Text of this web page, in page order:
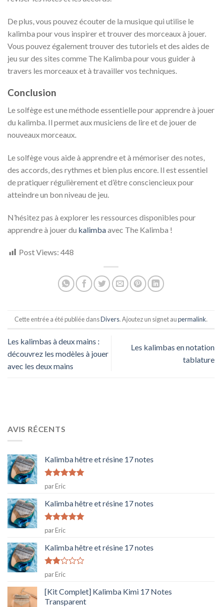
De plus, vous pouvez écouter de la musique qui utilise le
kalimba pour vous inspirer et trouver des morceaux à jouer.
Vous pouvez également trouver des tutoriels et des aides de
jeu sur des sites comme The Kalimba pour vous guider à
travers les morceaux et à travailler vos techniques.
Conclusion
Le solfège est une méthode essentielle pour apprendre à jouer
du kalimba. Il permet aux musiciens de lire et de jouer de
nouveaux morceaux.
Le solfège vous aide à apprendre et à mémoriser des notes,
des accords, des rythmes et bien plus encore. Il est essentiel
de pratiquer régulièrement et d’être consciencieux pour
atteindre un bon niveau de jeu.
N’hésitez pas à explorer les ressources disponibles pour
apprendre à jouer du kalimbaavec The Kalimba !
Post Views: 448
Cette entrée a été publiée dansDivers. Ajoutez un signet aupermalink.
Les kalimbas à deux mains :
découvrez les modèles à jouer
avec les deux mains
Les kalimbas en notation
tablature
AVIS RÉCENTS
Kalimba hêtre et résine 17 notes
Note5
5
par Eric
Kalimba hêtre et résine 17 notes
Note5
5
par Eric
Kalimba hêtre et résine 17 notes
Note
2
sur
5
par Eric
[Kit Complet] Kalimba Kimi 17 Notes
Transparent